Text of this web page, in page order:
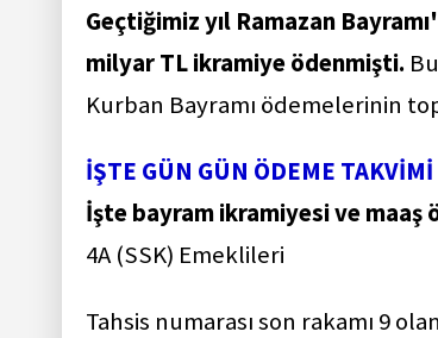
Geçtiğimiz yıl Ramazan
milyar TL ikramiye ödenmişti.
Kurban Bayramı ödemelerinin
İŞTE GÜN GÜN ÖDEME TAKVİMİ
İşte bayram ikramiyesi ve maaş
4A (SSK) Emeklileri
Tahsis numarası son rakamı 9